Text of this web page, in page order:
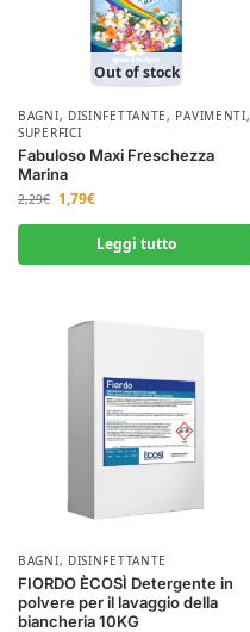
Out of stock
BAGNI, DISINFETTANTE, PAVIMENTI,
SUPERFICI
Fabuloso Maxi Freschezza
Marina
2,29€ 1,79€
Leggi tutto
BAGNI, DISINFETTANTE
FIORDO ÈCOSÌ Detergente in
polvere per il lavaggio della
biancheria 10KG